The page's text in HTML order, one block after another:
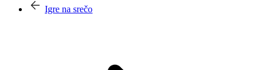
Igre na srečo